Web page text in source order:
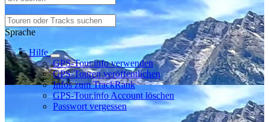
Sprache
Hilfe
GPS-Tour.info verwenden
GPS-Touren veröffentlichen
Infos zum TrackRank
GPS-Tour.info Account löschen
Passwort vergessen